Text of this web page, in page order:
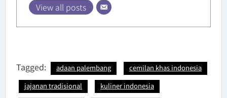
View all posts
Tagged: adaan palembang
cemilan khas indonesia
jajanan tradisional
kuliner indonesia